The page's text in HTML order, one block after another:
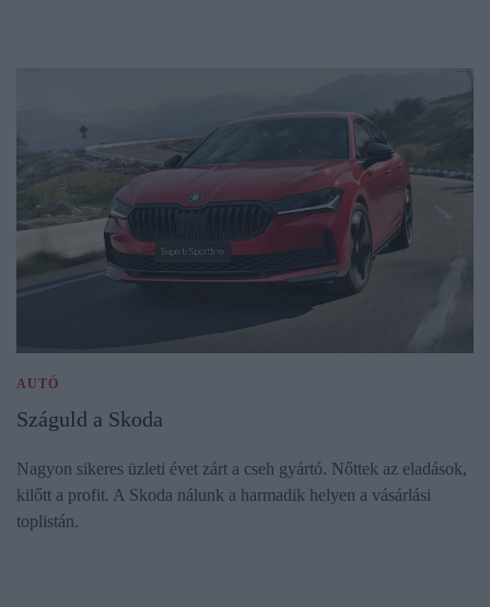
AUTÓ
Száguld a Skoda
Nagyon sikeres üzleti évet zárt a cseh gyártó. Nőttek az eladások,
kilőtt a profit. A Skoda nálunk a harmadik helyen a vásárlási
toplistán.